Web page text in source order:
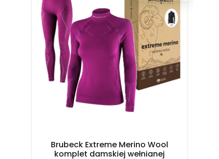
Brubeck Extreme Merino Wool
komplet damskiej wełnianej